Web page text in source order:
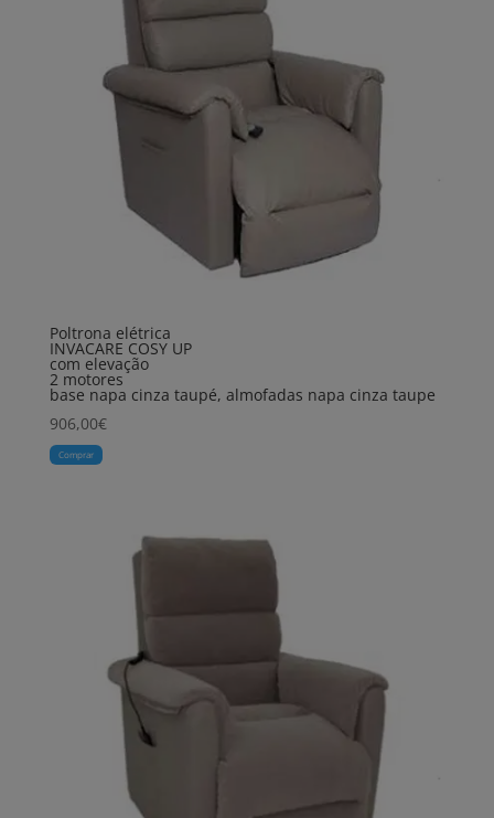
Poltrona elétrica
INVACARE COSY UP
com elevação
2 motores
base napa cinza taupé, almofadas napa cinza taupe
906,00€
Comprar